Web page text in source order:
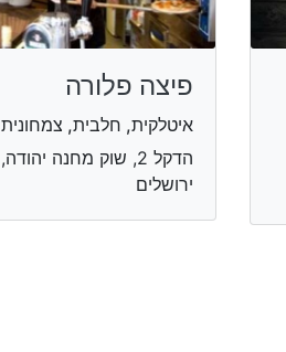
פיצה פלורה
איטלקית, חלבית, צמחונית
הדקל 2, שוק מחנה יהודה,
ירושלים